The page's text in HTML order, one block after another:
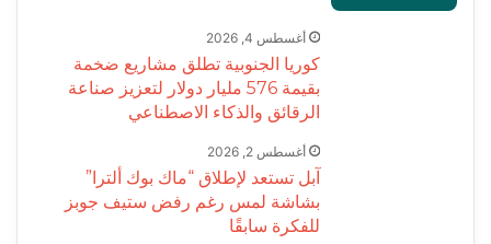
أغسطس 4, 2026
كوريا الجنوبية تطلق مشاريع ضخمة
بقيمة 576 مليار دولار لتعزيز صناعة
الرقائق والذكاء الاصطناعي
أغسطس 2, 2026
آبل تستعد لإطلاق “ماك بوك ألترا”
بشاشة لمس رغم رفض ستيف جوبز
للفكرة سابقًا